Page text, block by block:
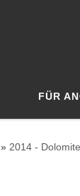
FÜR
» 2014 -